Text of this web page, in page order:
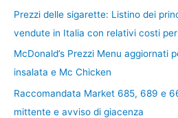
Prezzi delle sigarette: Listino dei
vendute in Italia con relativi costi
McDonald’s Prezzi Menu aggiornati
insalata e Mc Chicken
Raccomandata Market 685, 689 e
mittente e avviso di giacenza